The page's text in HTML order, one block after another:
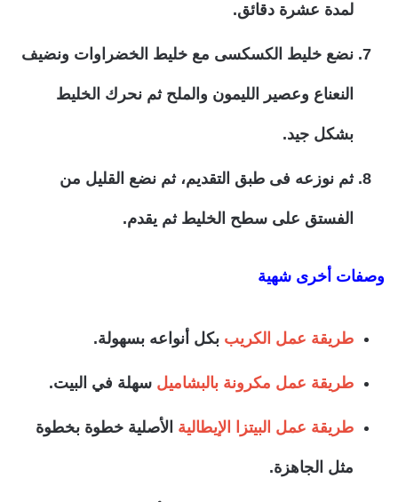
لمدة عشرة دقائق.
نضع خليط الكسكسى مع خليط الخضراوات ونضيف
النعناع وعصير الليمون والملح ثم نحرك الخليط
بشكل جيد.
ثم نوزعه فى طبق التقديم، ثم نضع القليل من
الفستق على سطح الخليط ثم يقدم.
وصفات أخرى شهية
طريقة عمل الكريب بكل أنواعه بسهولة.
طريقة عمل مكرونة بالبشاميل سهلة في البيت.
طريقة عمل البيتزا الإيطالية الأصلية خطوة بخطوة
مثل الجاهزة.